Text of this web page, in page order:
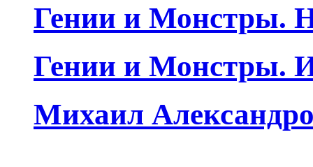
Гении и Монстры.
Гении и Монстры.
Михаил